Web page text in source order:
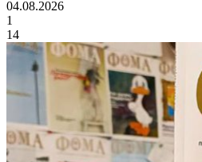
04.08.2026
1
14